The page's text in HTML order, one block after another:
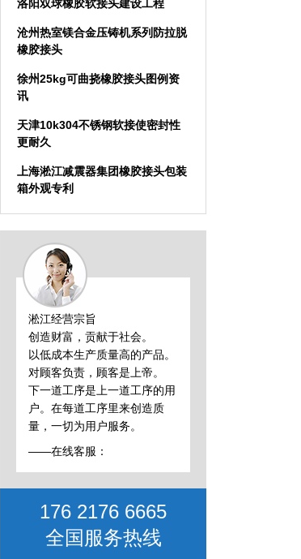
洛阳双球橡胶软接头建设工程
沧州热室镁合金压铸机系列防拉脱
橡胶接头
徐州25kg可曲挠橡胶接头图例资
讯
天津10k304不锈钢软接使密封性
更耐久
上海淞江减震器集团橡胶接头包装
箱外观专利
淞江经营宗旨
创造财富，贡献于社会。
以低成本生产质量高的产品。
对顾客负责，顾客是上帝。
下一道工序是上一道工序的用
户。在每道工序里来创造质
量，一切为用户服务。
——在线客服：
176 2176 6665
全国服务热线